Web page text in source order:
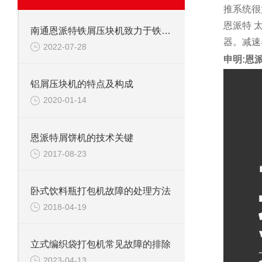
南通恩派特铁屑压块机致力于铁屑回收与运输
2022-07-28
铝屑压块机的特点及构成
2020-01-14
恩派特屑饼机的技术关键
2017-08-23
卧式饮料瓶打包机故障的处理方法
2018-04-19
立式编织袋打包机常见故障的排除
推系统
恩派特
器。减
申明:恩